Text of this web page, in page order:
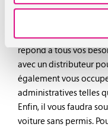
choisie ?
Une fois que vous
répond à tous vos
avec un distributeur
également vous
administratives telles
Enfin, il vous faudra
voiture sans permis.